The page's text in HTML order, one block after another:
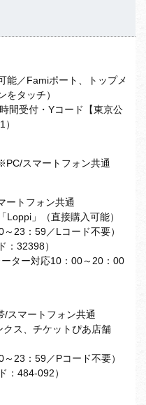
能／Famiポート、トップメ
をタッチ）
間受付・Yコード【東京公
スマートフォン共通
トフォン共通
Loppi」（直接購入可能）
23：59／Lコード不要）
32398）
ター対応10：00～20：00
マートフォン共通
ス、チケットぴあ店舗
23：59／Pコード不要）
：484-092）